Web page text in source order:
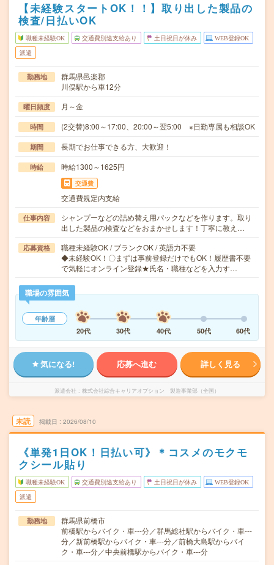
【未経験スタートOK！！】取り出した製品の
検査/日払いOK
職種未経験OK 交通費別途支給あり 土日祝日が休み WEB登録OK
派遣
勤務地
群馬県邑楽郡
川俣駅から車12分
曜日頻度 月～金
時間 (2交替)8:00～17:00、20:00～翌5:00 ※日勤専属も相談OK
期間 長期でお仕事できる方、大歓迎！
時給 時給1300～1625円
交通費
交通費規定内支給
仕事内容
シャンプーなどの詰め替え用パックなどを作ります。取り
出した製品の検査などをおまかせします！丁寧に教え…
応募資格
職種未経験OK / ブランクOK / 英語力不要
◆未経験OK！〇まずは事前登録だけでもOK！履歴書不要
で気軽にオンライン登録★氏名・職種などを入力す…
職場の雰囲気
年齢層
20代
30代 40代 50代 60代
気になる! 応募へ進む 詳しく見る
派遣会社 株式会社綜合キャリアオプション 製造事業部（全国）
未読 掲載日 2026/08/10
《単発1日OK！日払い可》＊コスメのモクモ
クシール貼り
職種未経験OK 交通費別途支給あり 土日祝日が休み WEB登録OK
派遣
勤務地
群馬県前橋市
前橋駅からバイク・車---分／群馬総社駅からバイク・車---
分／新前橋駅からバイク・車---分／前橋大島駅からバイ
ク・車---分／中央前橋駅からバイク・車---分